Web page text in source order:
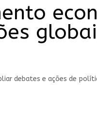
debates e ações de